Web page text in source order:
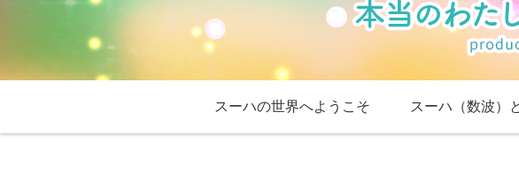
スーハの世界へようこそ スーハ（数波）